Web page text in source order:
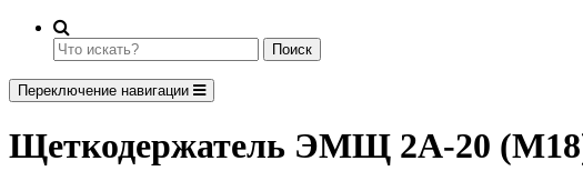
Поиск
Переключение навигации
Щеткодержатель ЭМЩ 2А-20 (М18)